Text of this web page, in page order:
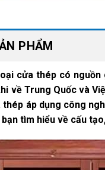
PHẨM
cửa thép có
về Trung Quốc và
áp dụng công
tìm hiểu về cấu